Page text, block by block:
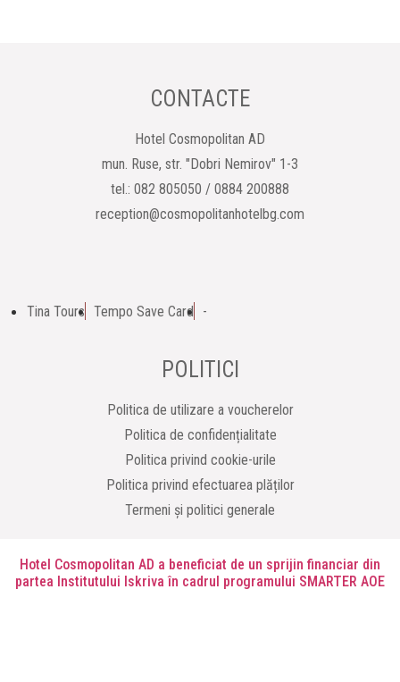
CONTACTE
Hotel Cosmopolitan AD
mun. Ruse, str. "Dobri Nemirov" 1-3
tel.: 082 805050 / 0884 200888
reception@cosmopolitanhotelbg.com
Tina Tours Tempo Save Card -
POLITICI
Politica de utilizare a voucherelor
Politica de confidențialitate
Politica privind cookie-urile
Politica privind efectuarea plăților
Termeni și politici generale
Hotel Cosmopolitan AD a beneficiat de un sprijin financiar din
partea Institutului Iskriva în cadrul programului SMARTER AOE